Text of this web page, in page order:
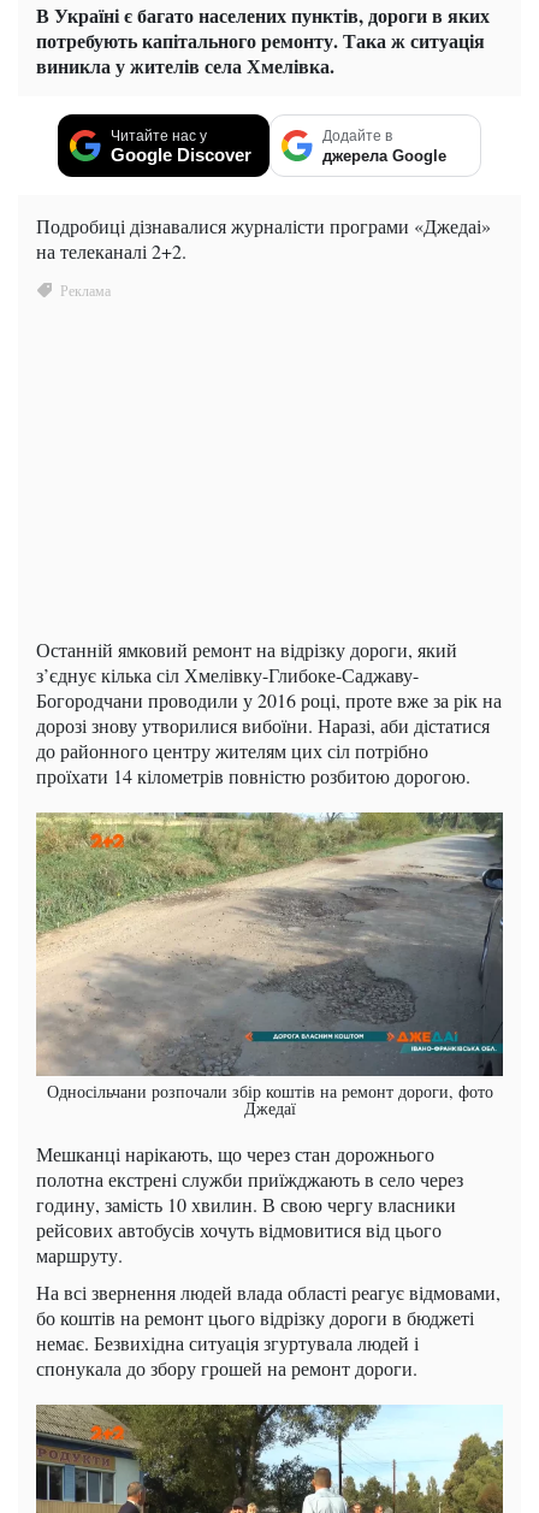
В Україні є багато населених пунктів, дороги в яких
потребують капітального ремонту. Така ж ситуація
виникла у жителів села Хмелівка.
Читайте нас у
Google Discover
Додайте в
джерела Google
Подробиці дізнавалися журналісти програми «Джедаі»
на телеканалі 2+2.
Останній ямковий ремонт на відрізку дороги, який
з’єднує кілька сіл Хмелівку-Глибоке-Саджаву-
Богородчани проводили у 2016 році, проте вже за рік на
дорозі знову утворилися вибоїни. Наразі, аби дістатися
до районного центру жителям цих сіл потрібно
проїхати 14 кілометрів повністю розбитою дорогою.
Односільчани розпочали збір коштів на ремонт дороги, фото
Джедаї
Мешканці нарікають, що через стан дорожнього
полотна екстрені служби приїжджають в село через
годину, замість 10 хвилин. В свою чергу власники
рейсових автобусів хочуть відмовитися від цього
маршруту.
На всі звернення людей влада області реагує відмовами,
бо коштів на ремонт цього відрізку дороги в бюджеті
немає. Безвихідна ситуація згуртувала людей і
спонукала до збору грошей на ремонт дороги.